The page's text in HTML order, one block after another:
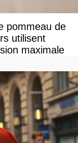
pommeau de
utilisent
maximale